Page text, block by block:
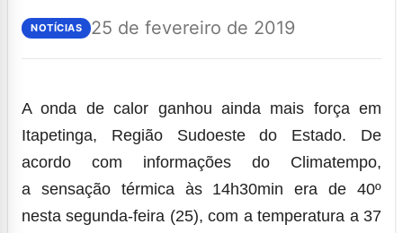
NOTÍCIAS 25 de fevereiro de 2019
A onda de calor ganhou ainda mais força em
Itapetinga, Região Sudoeste do Estado. De
acordo com informações do Climatempo,
a sensação térmica às 14h30min era de 40º
nesta segunda-feira (25), com a temperatura a 37